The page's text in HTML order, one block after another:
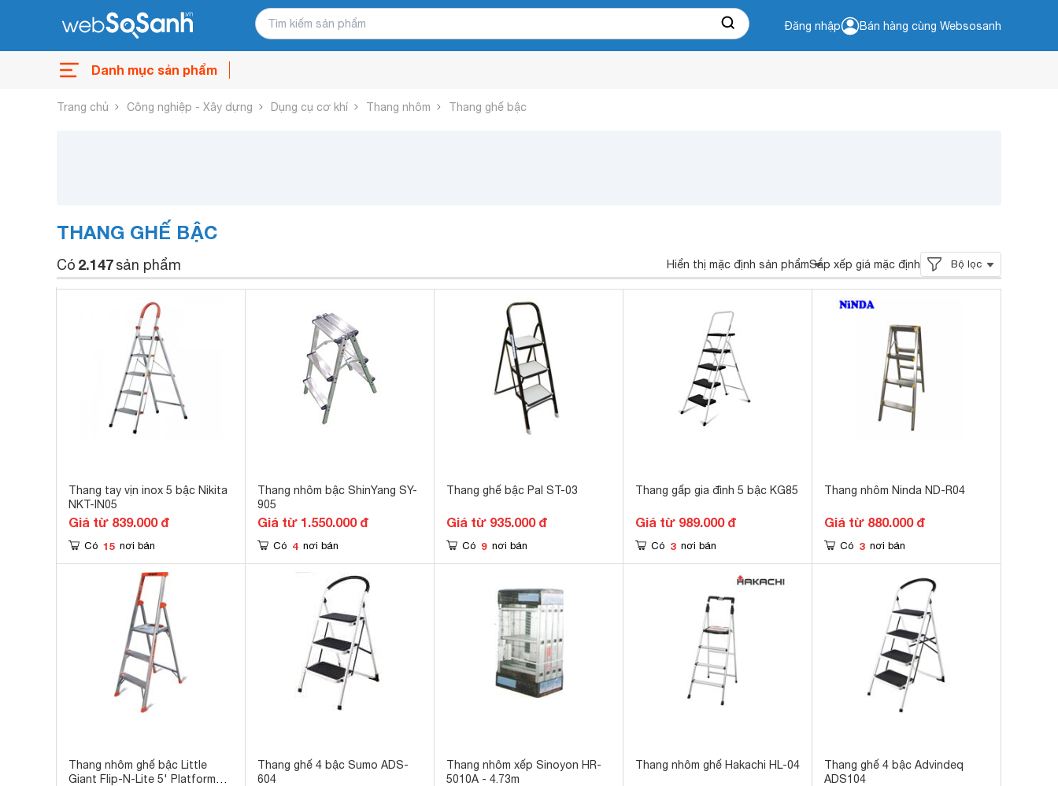
Đăng nhập Bán hàng cùng Websosanh
Danh mục sản phẩm
Trang chủ Công nghiệp - Xây dựng Dụng cụ cơ khí Thang nhôm Thang ghế bậc
THANG GHẾ BẬC
Có 2.147sản phẩm Hiển thị mặc định sản phẩmSắp xếp giá mặc định Bộ lọc
Thang tay vịn inox 5 bậc Nikita
NKT-IN05
Giá từ 839.000 đ
Có 15 nơi bán
Thang nhôm bậc ShinYang SY-
905
Giá từ 1.550.000 đ
Có 4 nơi bán
Thang ghế bậc Pal ST-03
Giá từ 935.000 đ
Có 9 nơi bán
Thang gấp gia đình 5 bậc KG85
Giá từ 989.000 đ
Có 3 nơi bán
Thang nhôm Ninda ND-R04
Giá từ 880.000 đ
Có 3 nơi bán
Thang nhôm ghế bậc Little
Giant Flip-N-Lite 5' Platform
Thang ghế 4 bậc Sumo ADS-
604
Thang nhôm xếp Sinoyon HR-
5010A - 4.73m
Thang nhôm ghế Hakachi HL-04
Thang ghế 4 bậc Advindeq
ADS104